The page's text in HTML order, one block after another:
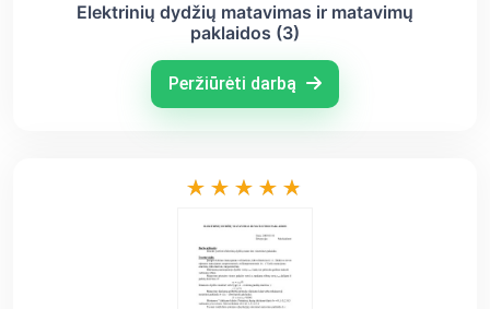
Elektrinių dydžių matavimas ir matavimų
paklaidos (3)
Peržiūrėti darbą